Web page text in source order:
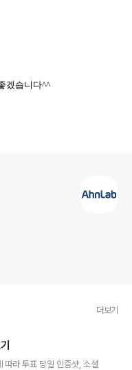
겠습니다^^
더보기
따라 투표 당일 인증샷, 소셜